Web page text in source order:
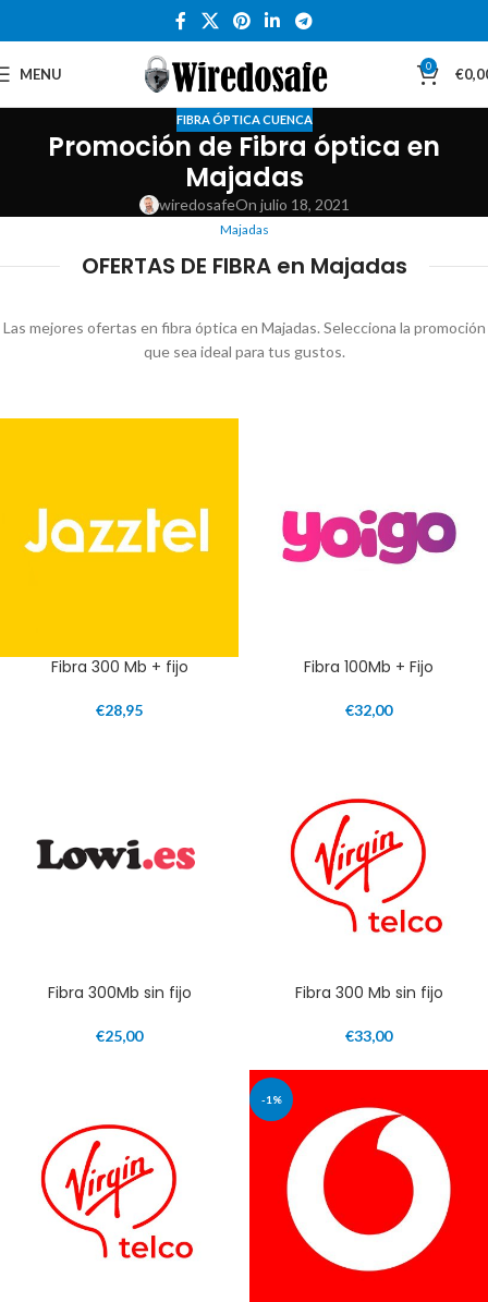
MENU 0 €
FIBRA ÓPTICA CUENCA
Promoción de Fibra óptica en
Majadas
wiredosafeOn julio 18, 2021
Majadas
OFERTAS DE FIBRA en Majadas
Las mejores ofertas en fibra óptica en Majadas. Selecciona la promoción
que sea ideal para tus gustos.
Fibra 300 Mb + fijo
€28,95
Fibra 100Mb + Fijo
€32,00
Fibra 300Mb sin fijo
€25,00
Fibra 300 Mb sin fijo
€33,00
-1%